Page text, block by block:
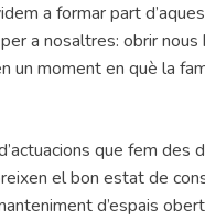
a formar part
a nosaltres: obrir nous
un moment en què la
que fem des
el bon estat de
d’espais